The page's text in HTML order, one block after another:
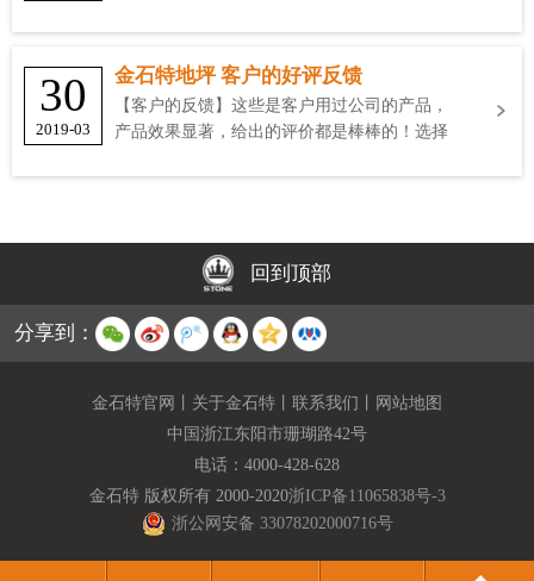
30
2019-03
金石特地坪 客户的好评反馈
【客户的反馈】这些是客户用过公司的产品，
产品效果显著，给出的评价都是棒棒的！选择
回到顶部
分享到：
金石特官网 关于金石特 联系我们
网站地图
中国浙江东阳市珊瑚路42号
电话： 4000-428-628
金石特 版权所有 2000-2020浙ICP备11065838号-3
浙公网安备 33078202000716号